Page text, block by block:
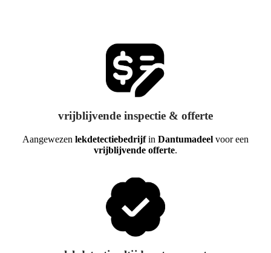
vrijblijvende inspectie & offerte
Aangewezen lekdetectiebedrijfin Dantumadeel voor een
vrijblijvende offerte.